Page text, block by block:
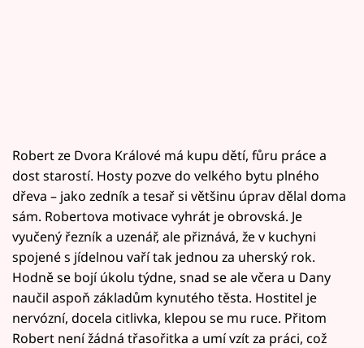
Přihlášení
Sledujte nás
Robert ze Dvora Králové má kupu dětí, fůru práce a
dost starostí. Hosty pozve do velkého bytu plného
dřeva – jako zedník a tesař si většinu úprav dělal doma
sám. Robertova motivace vyhrát je obrovská. Je
vyučený řezník a uzenář, ale přiznává, že v kuchyni
spojené s jídelnou vaří tak jednou za uherský rok.
Hodně se bojí úkolu týdne, snad se ale včera u Dany
naučil aspoň základům kynutého těsta. Hostitel je
nervózní, docela citlivka, klepou se mu ruce. Přitom
Robert není žádná třasořitka a umí vzít za práci, což